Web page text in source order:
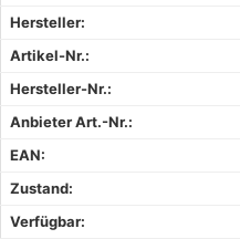
Hersteller:
Artikel-Nr.:
Hersteller-Nr.:
Anbieter Art.-Nr.:
EAN:
Zustand:
Verfügbar: